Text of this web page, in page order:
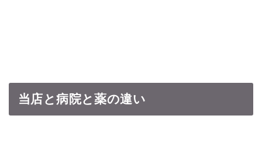
当店と病院と薬の違い